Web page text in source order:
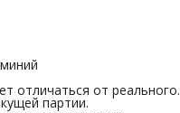
отличаться от реального.
партии.